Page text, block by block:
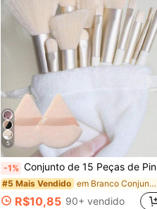
5
-1% Conjunto de 15 Peças de Pincéis de Maquiagem, Inclui 2 Peças de Esponjas de Pó Triangulares de Damasco, Macias e Ajustáveis, Mais 13 Peças de Conjunto de Pincéis de Maquiagem, Blush, Batom Líquido, Lápis de Sobrancelha, Batom, Corretivo, Sombra, Iluminador, Contorno, Base, Primer, Maquiagem de Marca, Pó Solto, Contorno, Contorno, Spray Fixador, Sombra, Blush, Maquiagem Coreana, Presente para Meninas, Presente para Mulheres, Distribuição de Presentes
#5 Mais Vendido em Branco Conjuntos De Pincéis
R$10,85 90+ vendido